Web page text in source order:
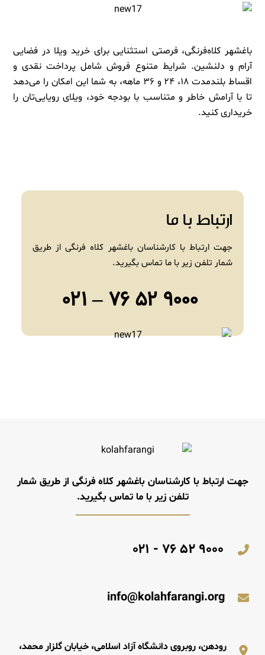
باغشهر کلاه‌فرنگی، فرصتی استثنایی برای خرید ویلا در فضایی
آرام و دلنشین. شرایط متنوع فروش شامل پرداخت نقدی و
اقساط بلندمدت ۱۸، ۲۴ و ۳۶ ماهه، به شما این امکان را می‌دهد
تا با آرامش خاطر و متناسب با بودجه خود، ویلای رویایی‌تان را
خریداری کنید.
ارتباط با ما
جهت ارتباط با کارشناسان باغشهر کلاه فرنگی از طریق
شمار تلفن زیر با ما تماس بگیرید.
۹۰۰۰ ۵۲ ۷۶ – ۰۲۱
جهت ارتباط با کارشناسان باغشهر کلاه فرنگی از طریق شمار
تلفن زیر با ما تماس بگیرید.
۹۰۰۰ ۵۲ ۷۶ - ۰۲۱
info@kolahfarangi.org
رودهن، روبروی دانشگاه آزاد اسلامی، خیابان گلزار محمد،